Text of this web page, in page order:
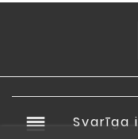
reorder Svarīga